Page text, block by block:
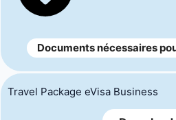
Documents nécessaires
Travel Package eVisa Business